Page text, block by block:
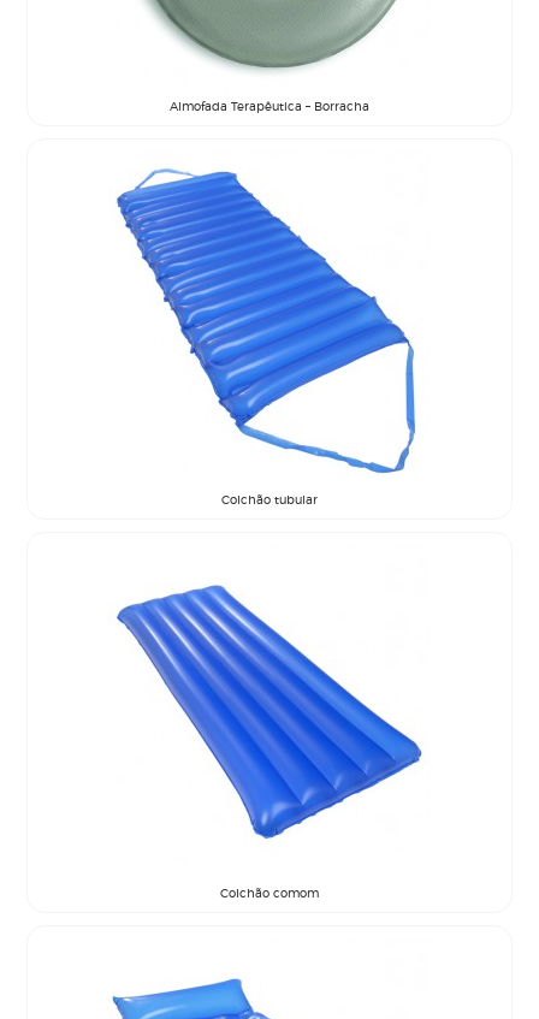
Almofada Terapêutica – Borracha
Colchão tubular
Colchão comom